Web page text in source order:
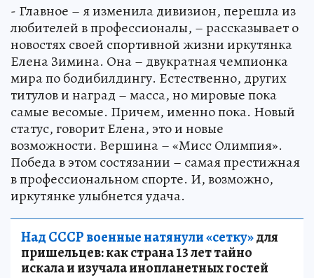
- Главное – я изменила дивизион, перешла из
любителей в профессионалы, – рассказывает о
новостях своей спортивной жизни иркутянка
Елена Зимина. Она – двукратная чемпионка
мира по бодибилдингу. Естественно, других
титулов и наград – масса, но мировые пока
самые весомые. Причем, именно пока. Новый
статус, говорит Елена, это и новые
возможности. Вершина – «Мисс Олимпия».
Победа в этом состязании – самая престижная
в профессиональном спорте. И, возможно,
иркутянке улыбнется удача.
Над СССР военные натянули «сетку»для
пришельцев: как страна 13 лет тайно
искала и изучала инопланетных гостей